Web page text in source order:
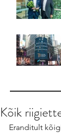
Kõik
Eranditult